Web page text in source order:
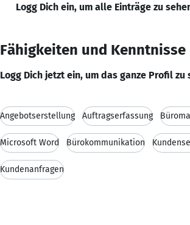
Logg Dich ein, um alle Einträge zu
Fähigkeiten und Kenntnisse
Logg Dich jetzt ein, um das ganze Profil zu
Angebotserstellung Auftragserfassung
Microsoft Word Bürokommunikation
Kundenanfragen